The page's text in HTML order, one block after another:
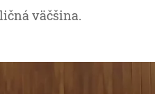
väčšina.